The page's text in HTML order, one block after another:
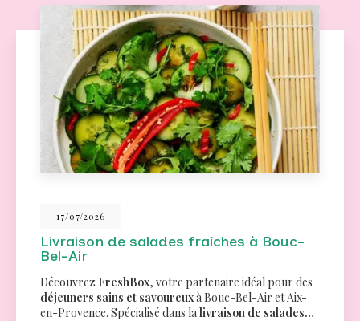
26/06/2026
Traiteur pour un séminaire à Aix-en-
Provence
Des menus variés pour tous les goûtsChezFreshBox,
nous comprenons l'importance de proposer des
options culinaires qui répondent aux besoins et